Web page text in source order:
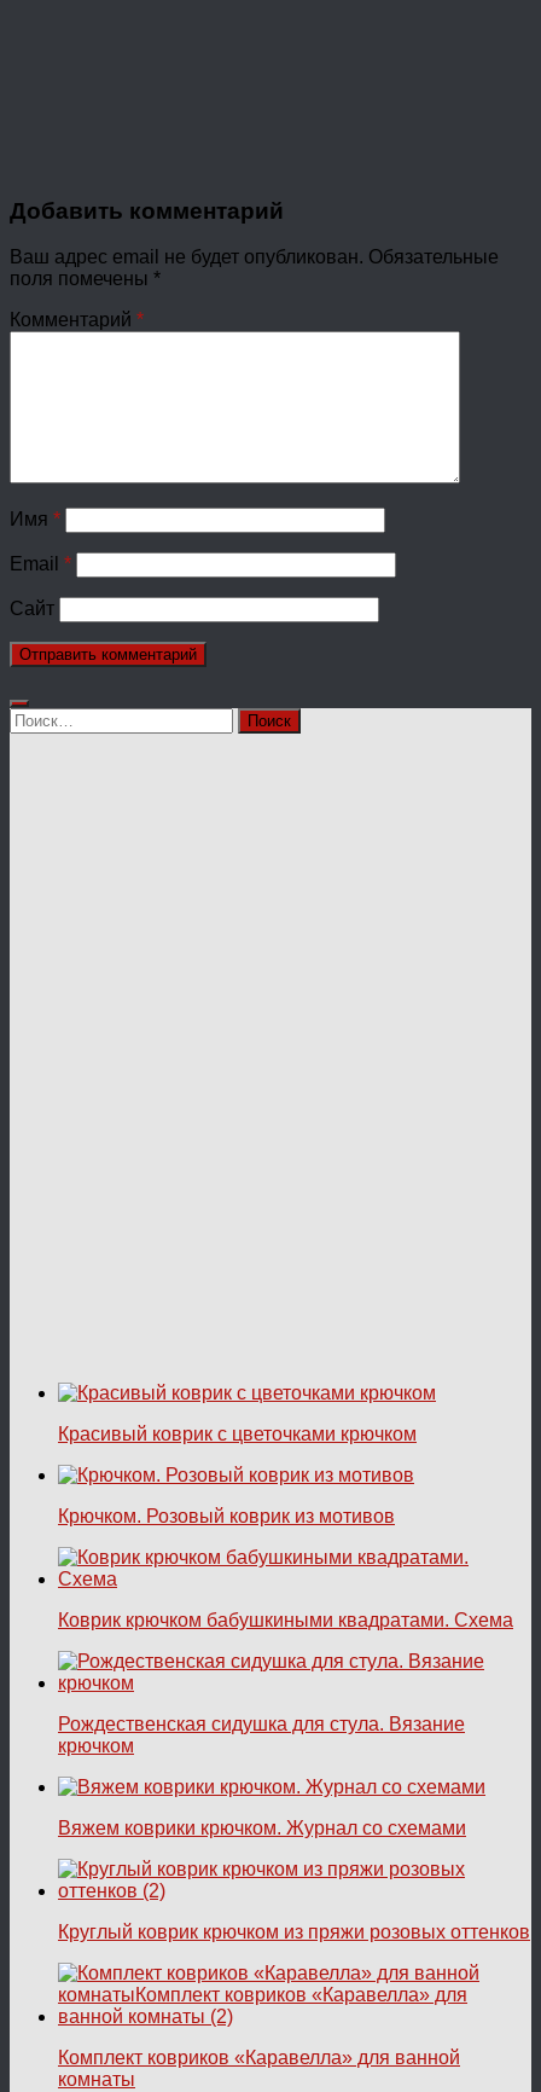
Добавить комментарий
Ваш адрес email не будет опубликован. Обязательные
поля помечены *
Комментарий *
Имя *
Email *
Сайт
Найти:
Красивый коврик с цветочками крючком
Крючком. Розовый коврик из мотивов
Коврик крючком бабушкиными квадратами. Схема
Рождественская сидушка для стула. Вязание
крючком
Вяжем коврики крючком. Журнал со схемами
Круглый коврик крючком из пряжи розовых оттенков
Комплект ковриков «Каравелла» для ванной
комнаты